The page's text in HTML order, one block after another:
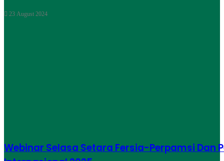
23 August 2024
Webinar Selasa Setara Fersia-Perpamsi Dan